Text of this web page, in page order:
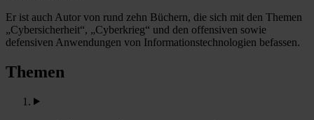
Er ist auch Autor von rund zehn Büchern, die sich mit den Themen
„Cybersicherheit“, „Cyberkrieg“ und den offensiven sowie
defensiven Anwendungen von Informationstechnologien befassen.
Themen